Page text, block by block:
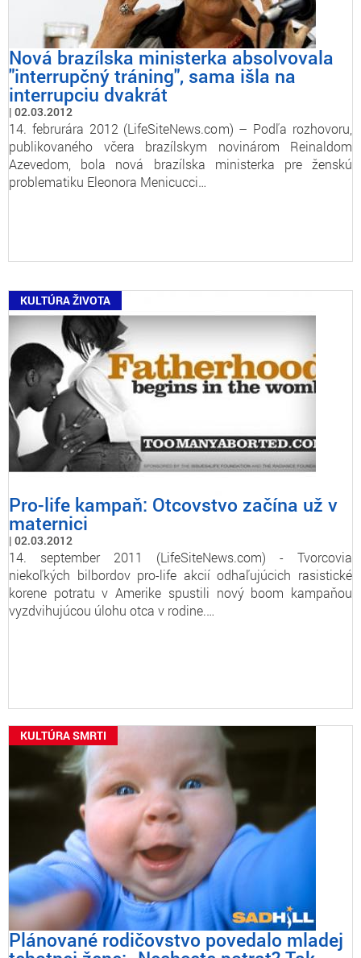
Nová brazílska ministerka absolvovala
"interrupčný tráning", sama išla na
interrupciu dvakrát
02.03.2012
14. februrára 2012 (LifeSiteNews.com) – Podľa rozhovoru,
publikovaného včera brazílskym novinárom Reinaldom
Azevedom, bola nová brazílska ministerka pre ženskú
problematiku Eleonora Menicucci…
KULTÚRA ŽIVOTA
Pro-life kampaň: Otcovstvo začína už v
maternici
02.03.2012
14. september 2011 (LifeSiteNews.com) - Tvorcovia
niekoľkých bilbordov pro-life akcií odhaľujúcich rasistické
korene potratu v Amerike spustili nový boom kampaňou
vyzdvihujúcou úlohu otca v rodine.…
KULTÚRA SMRTI
Plánované rodičovstvo povedalo mladej